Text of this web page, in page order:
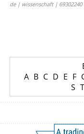
de | wissenschaft |
A B C D E F
S T